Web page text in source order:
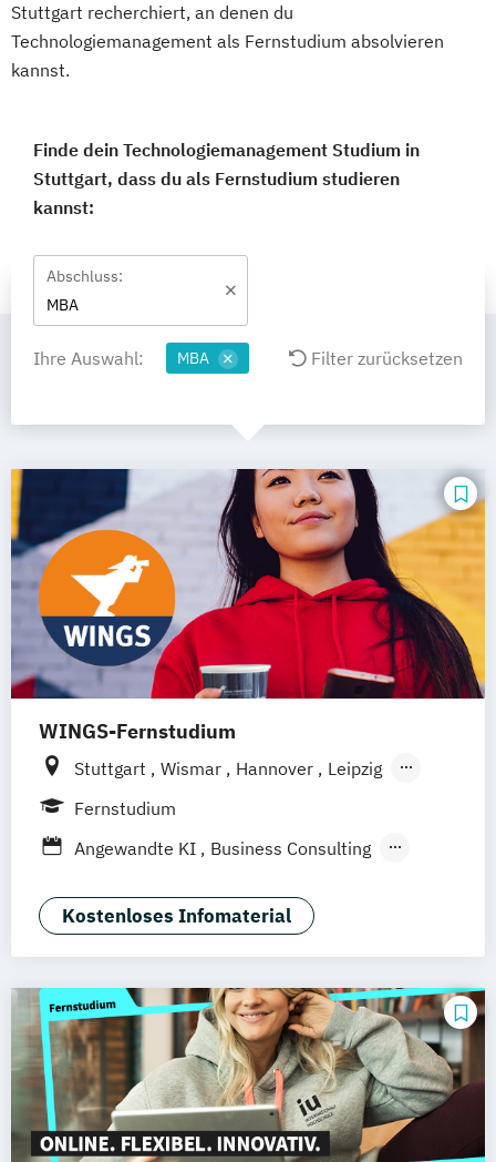
Stuttgart recherchiert, an denen du
Technologiemanagement als Fernstudium absolvieren
kannst.
Finde dein Technologiemanagement Studium in
Stuttgart, dass du als Fernstudium studieren
kannst:
Abschluss:
MBA
Ihre Auswahl: MBA Filter zurücksetzen
WINGS-Fernstudium
Stuttgart Wismar Hannover
Leipzig
Frankfurt am Main
Nürnberg
Fernstudium
Angewandte KI
Business Consulting
Gesundheitsmanagement
Human Resource Management
Kostenloses Infomaterial